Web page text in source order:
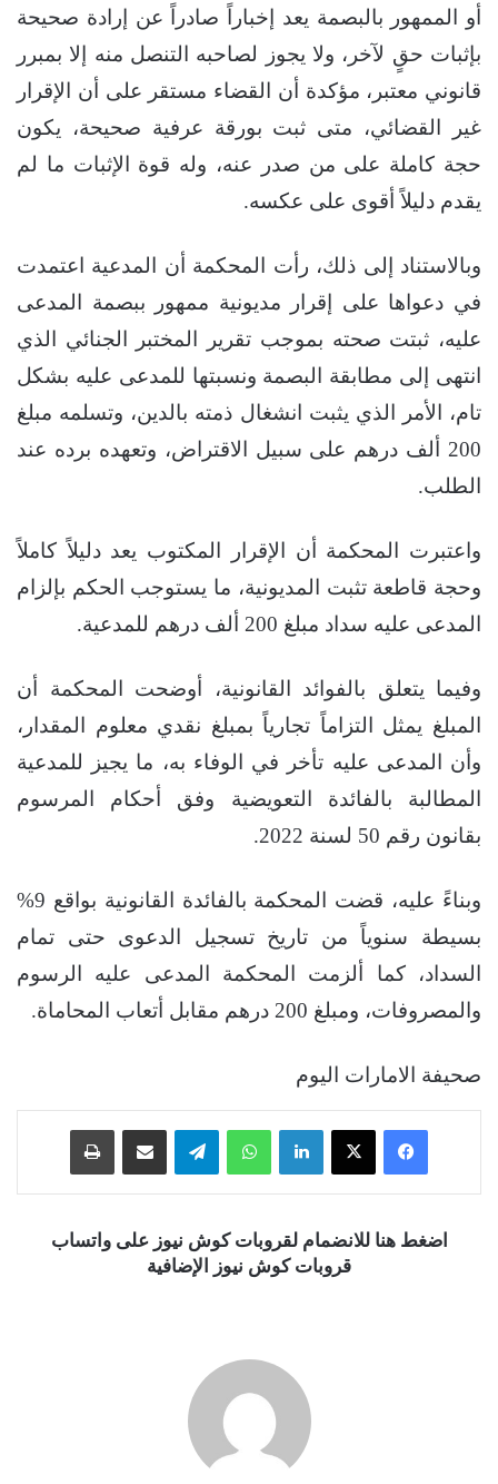
أو الممهور بالبصمة يعد إخباراً صادراً عن إرادة صحيحة
بإثبات حقٍ لآخر، ولا يجوز لصاحبه التنصل منه إلا بمبرر
قانوني معتبر، مؤكدة أن القضاء مستقر على أن الإقرار
غير القضائي، متى ثبت بورقة عرفية صحيحة، يكون
حجة كاملة على من صدر عنه، وله قوة الإثبات ما لم
يقدم دليلاً أقوى على عكسه.
وبالاستناد إلى ذلك، رأت المحكمة أن المدعية اعتمدت
في دعواها على إقرار مديونية ممهور ببصمة المدعى
عليه، ثبتت صحته بموجب تقرير المختبر الجنائي الذي
انتهى إلى مطابقة البصمة ونسبتها للمدعى عليه بشكل
تام، الأمر الذي يثبت انشغال ذمته بالدين، وتسلمه مبلغ
200 ألف درهم على سبيل الاقتراض، وتعهده برده عند
الطلب.
واعتبرت المحكمة أن الإقرار المكتوب يعد دليلاً كاملاً
وحجة قاطعة تثبت المديونية، ما يستوجب الحكم بإلزام
المدعى عليه سداد مبلغ 200 ألف درهم للمدعية.
وفيما يتعلق بالفوائد القانونية، أوضحت المحكمة أن
المبلغ يمثل التزاماً تجارياً بمبلغ نقدي معلوم المقدار،
وأن المدعى عليه تأخر في الوفاء به، ما يجيز للمدعية
المطالبة بالفائدة التعويضية وفق أحكام المرسوم
بقانون رقم 50 لسنة 2022.
وبناءً عليه، قضت المحكمة بالفائدة القانونية بواقع 9%
بسيطة سنوياً من تاريخ تسجيل الدعوى حتى تمام
السداد، كما ألزمت المحكمة المدعى عليه الرسوم
والمصروفات، ومبلغ 200 درهم مقابل أتعاب المحاماة.
صحيفة الامارات اليوم
فيسبوك ‫X لينكدإن واتساب تيلقرام
اضغط هنا للانضمام لقروبات كوش نيوز على واتساب
قروبات كوش نيوز الإضافية